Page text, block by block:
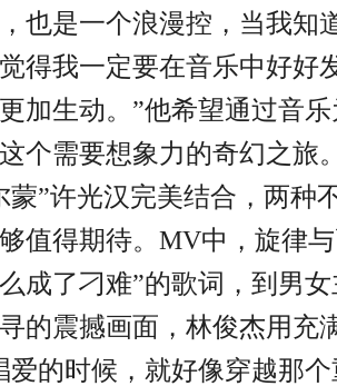
也是一个浪漫控，当我知
得我一定要在音乐中好好
加生动。 ”他希望通过音
个需要想象力的奇幻之旅
蒙”许光汉完美结合，两种
值得期待。 MV中，旋律
成了刁难”的歌词，到男
的震撼画面，林俊杰用充
爱的时候，就好像穿越那